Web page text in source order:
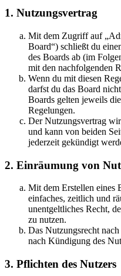
1. Nutzungsvertrag
Mit dem Zugriff auf
Board“) schließt du
des Boards ab (im
mit den nachfolgenden
Wenn du mit diesen
darfst du das Board
Boards gelten jeweils
Regelungen.
Der Nutzungsvertrag
und kann von beiden
jederzeit gekündigt
2. Einräumung von
Mit dem Erstellen eines
einfaches, zeitlich und
unentgeltliches Recht,
zu nutzen.
Das Nutzungsrecht
nach Kündigung des
3. Pflichten des Nutzers